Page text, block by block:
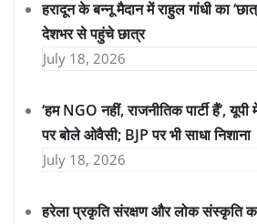
हरादून के बन्नू मैदान में राहुल गांधी का
देशभर से पहुंचे छात्र
July 18, 2026
‘हम NGO नहीं, राजनीतिक पार्टी हैं’,
पर बोले ओवैसी; BJP पर भी साधा निशाना
July 18, 2026
हरेला प्रकृति संरक्षण और लोक संस्कृति का